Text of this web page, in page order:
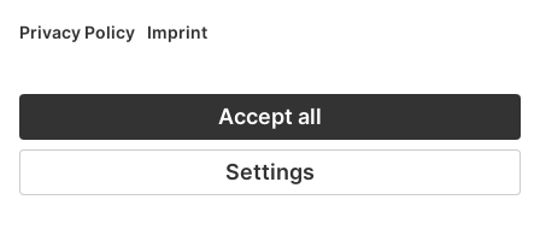
JOHANN BAPTIST SCHOLL
Genius playing the violin on a
JOHANN BAPTIST SCHOLL
THE YOUNGER
Geigender Genius auf einer
Wolke…